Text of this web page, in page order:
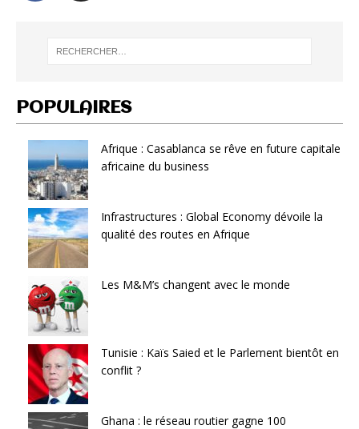
POPULAIRES
Afrique : Casablanca se rêve en future capitale
africaine du business
Infrastructures : Global Economy dévoile la
qualité des routes en Afrique
Les M&M’s changent avec le monde
Tunisie : Kaïs Saied et le Parlement bientôt en
conflit ?
Ghana : le réseau routier gagne 100